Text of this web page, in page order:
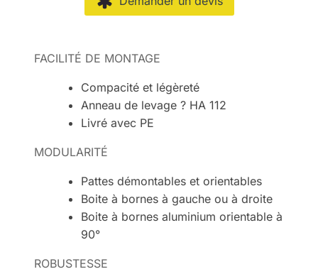
FACILITÉ DE MONTAGE
Compacité et légèreté
Anneau de levage ? HA 112
Livré avec PE
MODULARITÉ
Pattes démontables et orientables
Boite à bornes à gauche ou à droite
Boite à bornes aluminium orientable à
90°
ROBUSTESSE